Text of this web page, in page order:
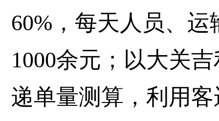
60%，每天人员、
1000余元；以大关
递单量测算，利用